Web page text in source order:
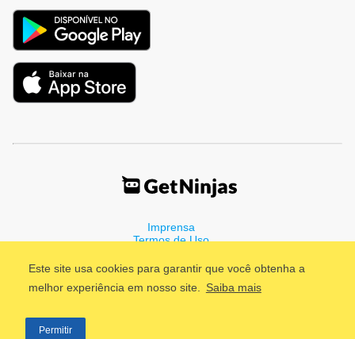
Este site usa cookies para garantir que você obtenha a
melhor experiência em nosso site. Saiba mais
Permitir
Imprensa
Termos de Uso
©2011 - 2026, GetNinjas LTDA. CNPJ 55.744.877/0001-89 - Rua
Dr. Fernandes Coelho, 85 - 3º andar - São Paulo/SP - Brasil